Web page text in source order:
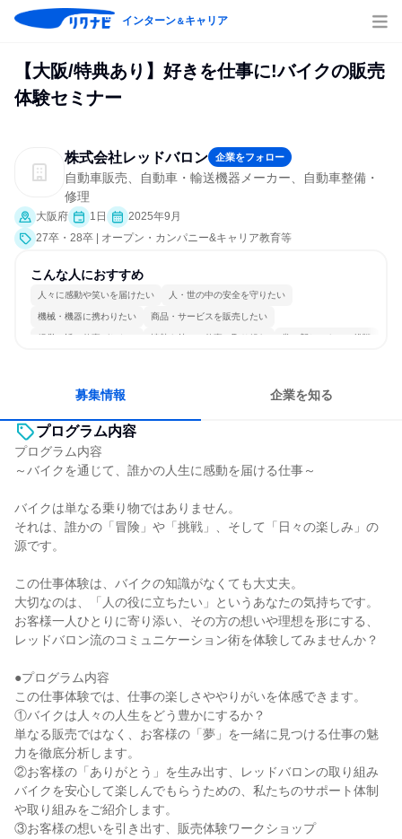
インターン＆キャリア
【大阪/特典あり】好きを仕事に!バイクの販売
体験セミナー
株式会社レッドバロン 企業をフォロー
自動車販売、自動車・輸送機器メーカー、自動車整備・
修理
大阪府 1日
2025年9月
27卒・28卒 | オープン・カンパニー&キャリア教育等
こんな人におすすめ
人々に感動や笑いを届けたい 人・世の中の安全を守りたい
機械・機器に携わりたい 商品・サービスを販売したい
経営に近い仕事がしたい 情熱を持って仕事に取り組む 常に新しいものに挑戦
募集情報 企業を知る
プログラム内容
プログラム内容
～バイクを通じて、誰かの人生に感動を届ける仕事～
バイクは単なる乗り物ではありません。
それは、誰かの「冒険」や「挑戦」、そして「日々の楽しみ」の
源です。
この仕事体験は、バイクの知識がなくても大丈夫。
大切なのは、「人の役に立ちたい」というあなたの気持ちです。
お客様一人ひとりに寄り添い、その方の想いや理想を形にする、
レッドバロン流のコミュニケーション術を体験してみませんか？
●プログラム内容
この仕事体験では、仕事の楽しさややりがいを体感できます。
①バイクは人々の人生をどう豊かにするか？
単なる販売ではなく、お客様の「夢」を一緒に見つける仕事の魅
力を徹底分析します。
②お客様の「ありがとう」を生み出す、レッドバロンの取り組み
バイクを安心して楽しんでもらうための、私たちのサポート体制
や取り組みをご紹介します。
③お客様の想いを引き出す、販売体験ワークショップ